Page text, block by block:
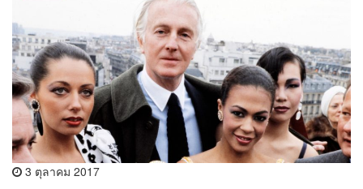
3 ตุลาคม 2017